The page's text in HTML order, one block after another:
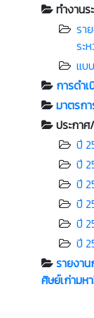
ทำงานร
รา
ระ
แบ
การดำ
มาตรก
ประกา
ปี
ปี
ปี
ปี
ปี
ปี
รายงา
ศิษย์เก่ามห